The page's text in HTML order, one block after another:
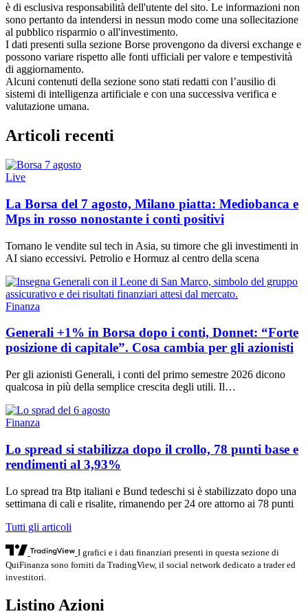
è di esclusiva responsabilità dell'utente del sito. Le informazioni non
sono pertanto da intendersi in nessun modo come una sollecitazione
al pubblico risparmio o all'investimento.
I dati presenti sulla sezione Borse provengono da diversi exchange e
possono variare rispetto alle fonti ufficiali per valore e tempestività
di aggiornamento.
Alcuni contenuti della sezione sono stati redatti con l’ausilio di
sistemi di intelligenza artificiale e con una successiva verifica e
valutazione umana.
Articoli recenti
Live
La Borsa del 7 agosto, Milano piatta: Mediobanca e
Mps in rosso nonostante i conti positivi
Tornano le vendite sul tech in Asia, su timore che gli investimenti in
AI siano eccessivi. Petrolio e Hormuz al centro della scena
Finanza
Generali +1% in Borsa dopo i conti, Donnet: “Forte
posizione di capitale”. Cosa cambia per gli azionisti
Per gli azionisti Generali, i conti del primo semestre 2026 dicono
qualcosa in più della semplice crescita degli utili. Il…
Finanza
Lo spread si stabilizza dopo il crollo, 78 punti base e
rendimenti al 3,93%
Lo spread tra Btp italiani e Bund tedeschi si è stabilizzato dopo una
settimana di cali e risalite, rimanendo per 24 ore attorno ai 78 punti
Tutti gli articoli
I grafici e i dati finanziari presenti in questa sezione di
QuiFinanza sono forniti da TradingView, il social network dedicato a trader ed
investitori.
Listino Azioni